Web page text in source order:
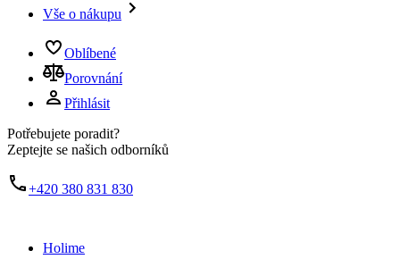
Vše o nákupu
Oblíbené
Porovnání
Přihlásit
Potřebujete poradit?
Zeptejte se našich odborníků
+420 380 831 830
Holime